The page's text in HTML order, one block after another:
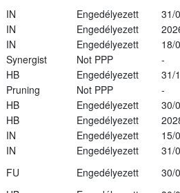
IN Engedélyezett
31/
IN Engedélyezett
IN Engedélyezett
18/
Synergist Not PPP
-
HB Engedélyezett
31/
Pruning Not PPP
-
HB Engedélyezett
30/
HB Engedélyezett
IN Engedélyezett
15/
IN Engedélyezett
31/
FU Engedélyezett
30/